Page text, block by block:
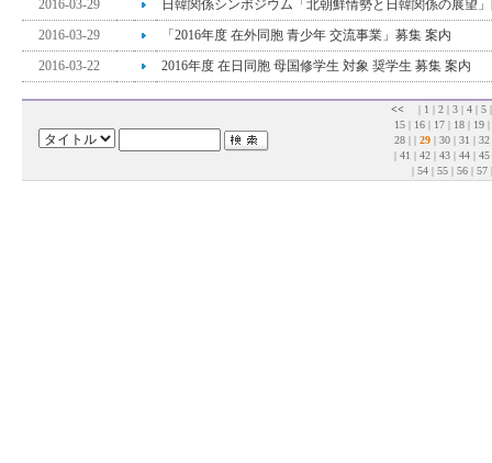
2016-03-29
日韓関係シンポジウム「北朝鮮情勢と日韓関係の展望
2016-03-29
「2016年度 在外同胞 青少年 交流事業」募集 案内
2016-03-22
2016年度 在日同胞 母国修学生 対象 奨学生 募集 案内
<< | 1 | 2 | 3 | 4 | 5
15 | 16 | 17 | 18 | 19 |
28 | | 29 | 30 | 31 | 32
| 41 | 42 | 43 | 44 | 45
| 54 | 55 | 56 | 57